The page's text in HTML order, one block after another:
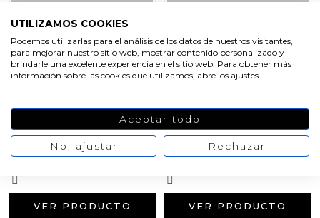
Nitrato de sodio grado
tecnico
4,73 € / 500 gr 5,91 €
VER PRODUCTO
Borax
0,92 € / 100 gr 1,15 €
VER PRODUCTO
UTILIZAMOS COOKIES
Podemos utilizarlas para el análisis de los datos de nuestros visitantes,
para mejorar nuestro sitio web, mostrar contenido personalizado y
brindarle una excelente experiencia en el sitio web. Para obtener más
información sobre las cookies que utilizamos, abre los ajustes.
Aceptar todo
No, ajustar Rechazar